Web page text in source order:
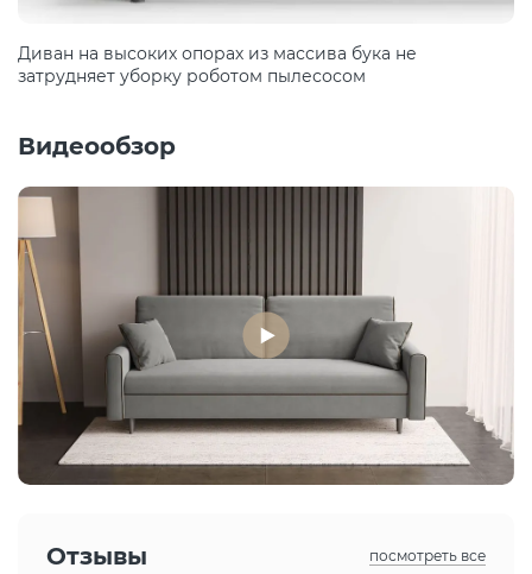
Диван на высоких опорах из массива бука не
затрудняет уборку роботом пылесосом
Видеообзор
Отзывы посмотреть все